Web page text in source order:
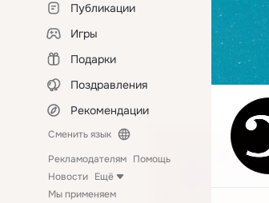
Публикации
Игры
Подарки
Поздравления
Рекомендации
Сменить язык
Рекламодателям Помощь
Новости Ещё
Мы применяем